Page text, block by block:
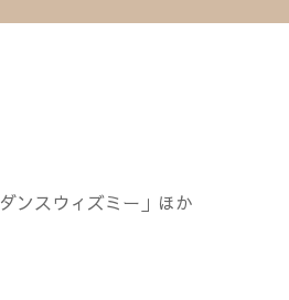
ンスウィズミー」ほか